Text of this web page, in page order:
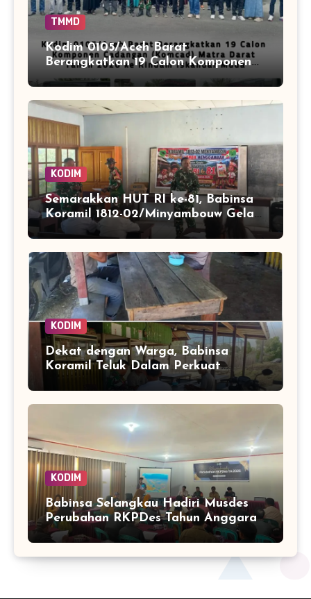
TMMD
Kodim 0105/Aceh Barat
Berangkatkan 19 Calon Komponen
Cadangan (Komcad) Matra Darat
Tahun 2026 ke Rindam Iskandar
Muda
KODIM
Semarakkan HUT RI ke-81, Babinsa
Koramil 1812-02/Minyambouw Gelar
Aksi Peduli dan Lomba
Menggambar di Kampung Imbrekti
KODIM
Dekat dengan Warga, Babinsa
Koramil Teluk Dalam Perkuat
Pembinaan Wilayah Simeulue
KODIM
Babinsa Selangkau Hadiri Musdes
Perubahan RKPDes Tahun Anggaran
2026